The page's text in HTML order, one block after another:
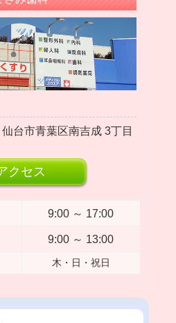
仙台市青葉区南吉成 3丁目
クセス
9:00 ～ 17:00
9:00 ～ 13:00
木・日・祝日